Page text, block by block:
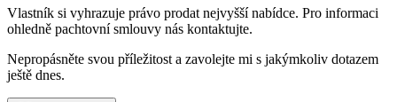
Vlastník si vyhrazuje právo prodat nejvyšší nabídce. Pro informaci
ohledně pachtovní smlouvy nás kontaktujte.
Nepropásněte svou příležitost a zavolejte mi s jakýmkoliv dotazem
ještě dnes.